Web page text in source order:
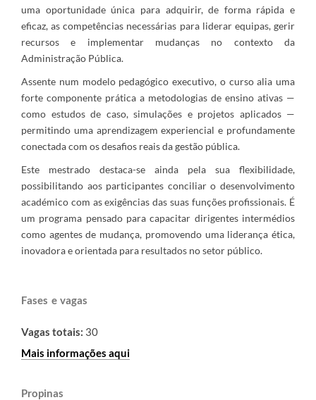
uma oportunidade única para adquirir, de forma rápida e
eficaz, as competências necessárias para liderar equipas, gerir
recursos e implementar mudanças no contexto da
Administração Pública.
Assente num modelo pedagógico executivo, o curso alia uma
forte componente prática a metodologias de ensino ativas —
como estudos de caso, simulações e projetos aplicados —
permitindo uma aprendizagem experiencial e profundamente
conectada com os desafios reais da gestão pública.
Este mestrado destaca-se ainda pela sua flexibilidade,
possibilitando aos participantes conciliar o desenvolvimento
académico com as exigências das suas funções profissionais. É
um programa pensado para capacitar dirigentes intermédios
como agentes de mudança, promovendo uma liderança ética,
inovadora e orientada para resultados no setor público.
Fases e vagas
Vagas totais: 30
Mais informações aqui
Propinas​​​​